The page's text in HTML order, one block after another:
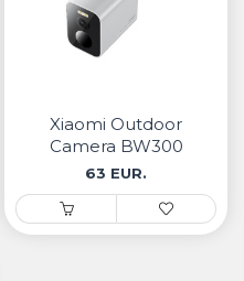
Xiaomi Outdoor
Camera BW300
63 EUR.